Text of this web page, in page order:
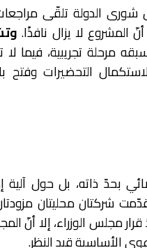
الدولة تلقّى
المشروع لا يزال نافذًا.
مرحلة تجريبية، فيما
لاستكمال التحضيرات وفتح
بحدّ ذاته، بل حول آلية
شركتان محليتان
مجلس الوزراء، إلا أنّ
الأساسية قيد النظر.